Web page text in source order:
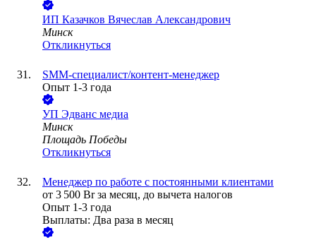
ИП Казачков Вячеслав Александрович
Минск
Откликнуться
SMM-специалист/контент-менеджер
Опыт 1-3 года
УП Эдванс медиа
Минск
Площадь Победы
Откликнуться
Менеджер по работе с постоянными клиентами
от 3 500 Br за месяц, до вычета налогов
Опыт 1-3 года
Выплаты: Два раза в месяц